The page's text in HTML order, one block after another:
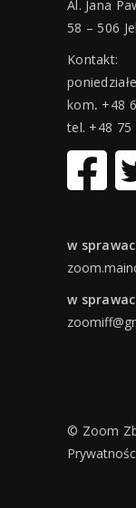
Al. Jana
58 – 506
Kontakt:
kom. +48
tel. +48 75
w
w
© Zoom